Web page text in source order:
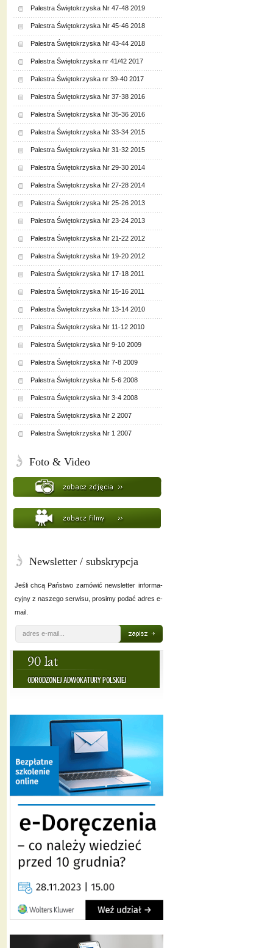
Palestra Świętokrzyska Nr 47-48 2019
Palestra Świętokrzyska Nr 45-46 2018
Palestra Świętokrzyska Nr 43-44 2018
Palestra Świętokrzyska nr 41/42 2017
Palestra Świętokrzyska nr 39-40 2017
Palestra Świętokrzyska Nr 37-38 2016
Palestra Świętokrzyska Nr 35-36 2016
Palestra Świętokrzyska Nr 33-34 2015
Palestra Świętokrzyska Nr 31-32 2015
Palestra Świętokrzyska Nr 29-30 2014
Palestra Świętokrzyska Nr 27-28 2014
Palestra Świętokrzyska Nr 25-26 2013
Palestra Świętokrzyska Nr 23-24 2013
Palestra Świętokrzyska Nr 21-22 2012
Palestra Świętokrzyska Nr 19-20 2012
Palestra Świętokrzyska Nr 17-18 2011
Palestra Świętokrzyska Nr 15-16 2011
Palestra Świętokrzyska Nr 13-14 2010
Palestra Świętokrzyska Nr 11-12 2010
Palestra Świętokrzyska Nr 9-10 2009
Palestra Świętokrzyska Nr 7-8 2009
Palestra Świętokrzyska Nr 5-6 2008
Palestra Świętokrzyska Nr 3-4 2008
Palestra Świętokrzyska Nr 2 2007
Palestra Świętokrzyska Nr 1 2007
Foto & Video
Newsletter / subskrypcja
Jeśli chcą Państwo zamówić newsletter informa-
cyjny z naszego serwisu, prosimy podać adres e-
mail.